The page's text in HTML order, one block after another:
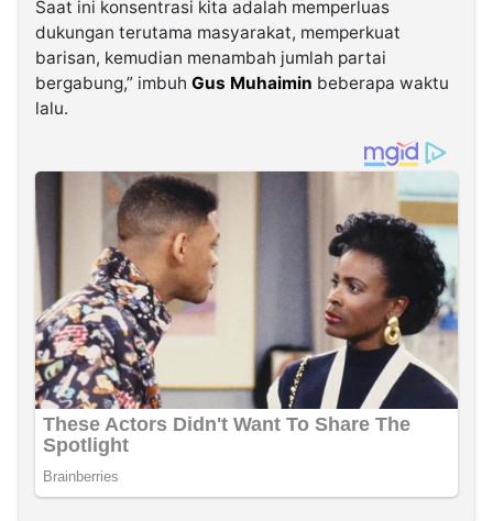
Saat ini konsentrasi kita adalah memperluas
dukungan terutama masyarakat, memperkuat
barisan, kemudian menambah jumlah partai
bergabung,” imbuh Gus Muhaimin beberapa waktu
lalu.